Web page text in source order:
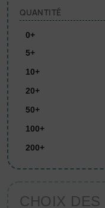
QUANTITÉ
0+
5+
10+
20+
50+
100+
200+
CHOIX DES